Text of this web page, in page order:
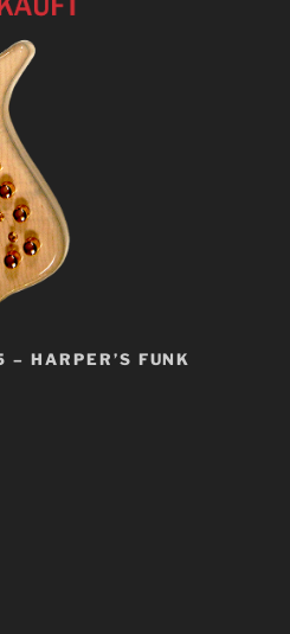
– HARPER’S FUNK